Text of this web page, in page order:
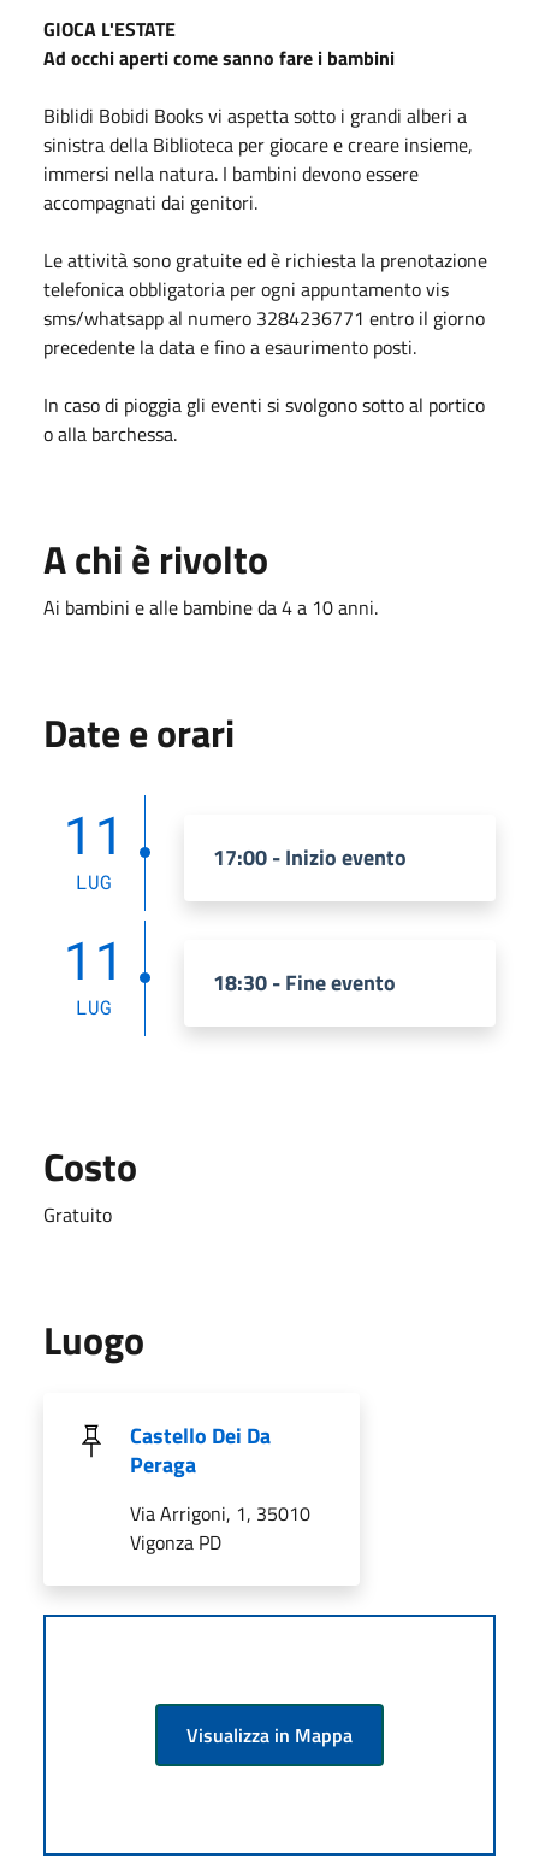
GIOCA L'ESTATE
Ad occhi aperti come sanno fare i bambini
Biblidi Bobidi Books vi aspetta sotto i grandi alberi a
sinistra della Biblioteca per giocare e creare insieme,
immersi nella natura. I bambini devono essere
accompagnati dai genitori.
Le attività sono gratuite ed è richiesta la prenotazione
telefonica obbligatoria per ogni appuntamento vis
sms/whatsapp al numero 3284236771 entro il giorno
precedente la data e fino a esaurimento posti.
In caso di pioggia gli eventi si svolgono sotto al portico
o alla barchessa.
A chi è rivolto
Ai bambini e alle bambine da 4 a 10 anni.
Date e orari
11
LUG
17:00 - Inizio evento
11
LUG
18:30 - Fine evento
Costo
Gratuito
Luogo
Castello Dei Da
Peraga
Via Arrigoni, 1, 35010
Vigonza PD
Visualizza in Mappa